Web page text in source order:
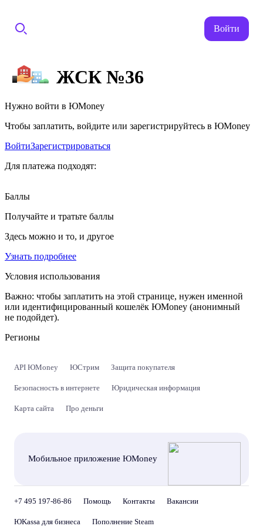
Войти
ЖСК №36
Нужно войти в ЮMoney
Чтобы заплатить, войдите или зарегистрируйтесь в ЮMoney
ВойтиЗарегистрироваться
Для платежа подходят:
Баллы
Получайте и тратьте баллы
Здесь можно и то, и другое
Узнать подробнее
Условия использования
Важно: чтобы заплатить на этой странице, нужен именной
или идентифицированный кошелёк ЮMoney (анонимный
не подойдет).
Регионы
API ЮMoney ЮСтрим Защита покупателя
Безопасность в интернете Юридическая информация
Карта сайта Про деньги
Мобильное приложение ЮMoney
+7 495 197-86-86 Помощь Контакты Вакансии
ЮKassa для бизнеса Пополнение Steam